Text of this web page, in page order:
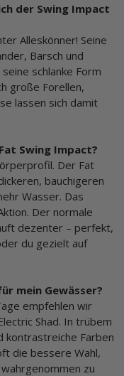
der Swing Impact
Alleskönner! Seine
Barsch und
schlanke Form
große Forellen,
lassen sich damit
Swing Impact?
Der Fat
bauchigeren
Wasser. Das
Der normale
dezenter – perfekt,
du gezielt auf
mein Gewässer?
empfehlen wir
Shad. In trübem
kontrastreiche Farben
die bessere Wahl,
zu